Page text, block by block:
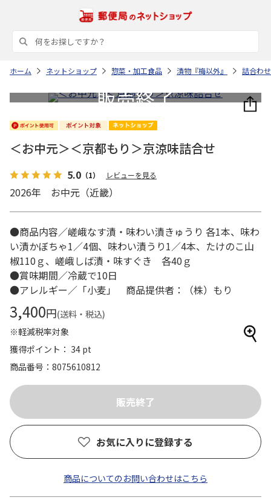
ホーム ネットショップ 惣菜・加工食品 漬物『梅以外』 詰合わせ
＜お中元＞＜京都もり＞京涼味詰合せ
5.0 （1） レビューを見る
2026年 お中元（近畿）
●商品内容／嵯峨なす漬・味わい漬きゅうり 各1本、味わ
い漬かぼちゃ1／4個、味わい漬うり1／4本、たけのこ山
椒110ｇ、嵯峨しば漬・味すぐき 各40ｇ
●賞味期間／冷蔵で10日
●アレルギー／「小麦」 商品提供者：（株）もり
3,400円(送料・税込)
※軽減税率対象
獲得ポイント： 34 pt
商品番号
8075610812
お気に入りに登録する
商品についてのお問い合わせはこちら